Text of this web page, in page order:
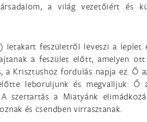
a világ vezetőiért és
letakart feszületről leveszi a leplet
a feszület előtt, amelyen
Krisztushoz fordulás napja ez. Ő
leboruljunk és megvalljuk: Ő
szertartás a Miatyánk
és csendben virrasztanak.